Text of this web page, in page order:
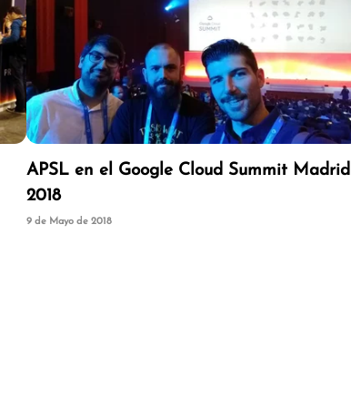
APSL en el Google Cloud Summit Madrid
2018
9 de Mayo de 2018